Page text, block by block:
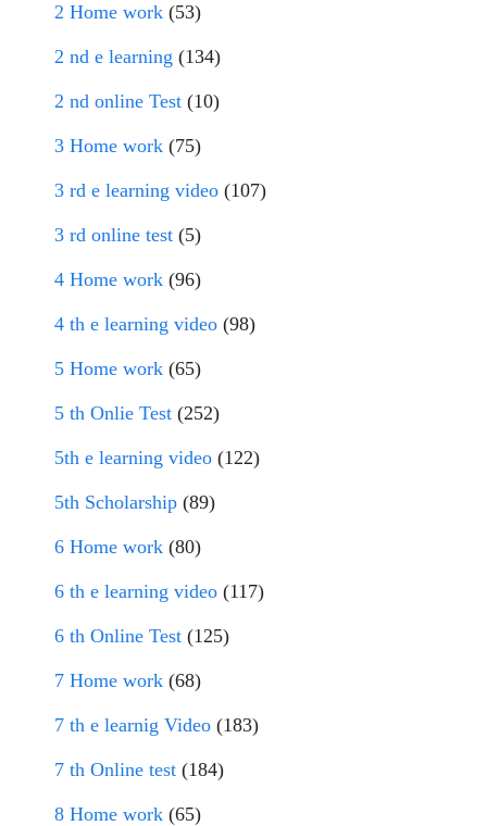
2 Home work (53)
2 nd e learning (134)
2 nd online Test (10)
3 Home work (75)
3 rd e learning video (107)
3 rd online test (5)
4 Home work (96)
4 th e learning video (98)
5 Home work (65)
5 th Onlie Test (252)
5th e learning video (122)
5th Scholarship (89)
6 Home work (80)
6 th e learning video (117)
6 th Online Test (125)
7 Home work (68)
7 th e learnig Video (183)
7 th Online test (184)
8 Home work (65)